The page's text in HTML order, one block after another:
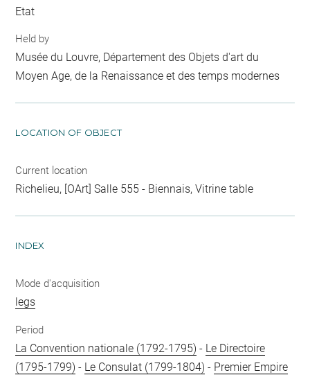
Etat
Held by
Musée du Louvre, Département des Objets d'art du
Moyen Age, de la Renaissance et des temps modernes
LOCATION OF OBJECT
Current location
Richelieu, [OArt] Salle 555 - Biennais, Vitrine table
INDEX
Mode d'acquisition
legs
Period
La Convention nationale (1792-1795) - Le Directoire
(1795-1799) - Le Consulat (1799-1804) - Premier Empire